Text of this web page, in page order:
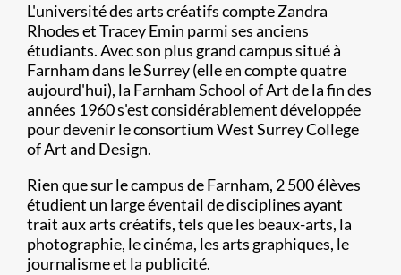
L'université des arts créatifs compte Zandra
Rhodes et Tracey Emin parmi ses anciens
étudiants. Avec son plus grand campus situé à
Farnham dans le Surrey (elle en compte quatre
aujourd'hui), la Farnham School of Art de la fin des
années 1960 s'est considérablement développée
pour devenir le consortium West Surrey College
of Art and Design.
Rien que sur le campus de Farnham, 2 500 élèves
étudient un large éventail de disciplines ayant
trait aux arts créatifs, tels que les beaux-arts, la
photographie, le cinéma, les arts graphiques, le
journalisme et la publicité.